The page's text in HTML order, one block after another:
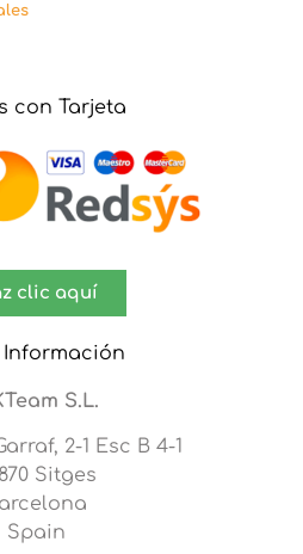
con Tarjeta
clic aquí
Información
S.L.
2-1 Esc B 4-1
Sitges
Spain